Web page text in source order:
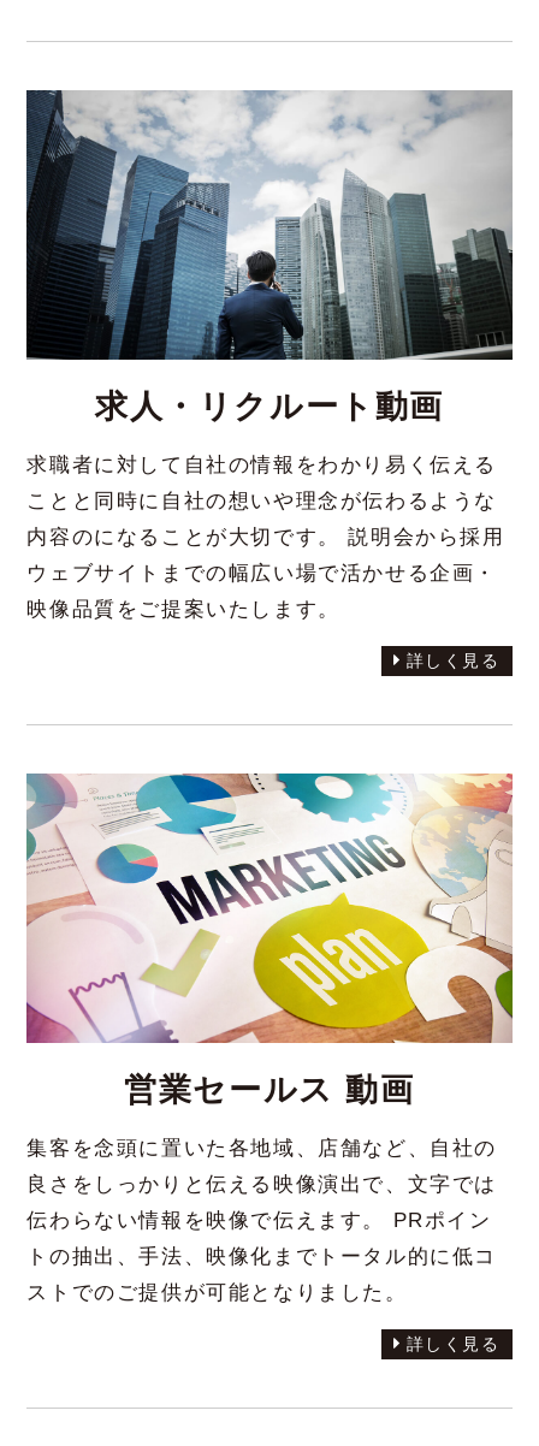
求人・リクルート動画
求職者に対して自社の情報をわかり易く伝える
ことと同時に自社の想いや理念が伝わるような
内容のになることが大切です。 説明会から採用
ウェブサイトまでの幅広い場で活かせる企画・
映像品質をご提案いたします。
詳しく見る
営業セールス 動画
集客を念頭に置いた各地域、店舗など、自社の
良さをしっかりと伝える映像演出で、文字では
伝わらない情報を映像で伝えます。 PRポイン
トの抽出、手法、映像化までトータル的に低コ
ストでのご提供が可能となりました。
詳しく見る